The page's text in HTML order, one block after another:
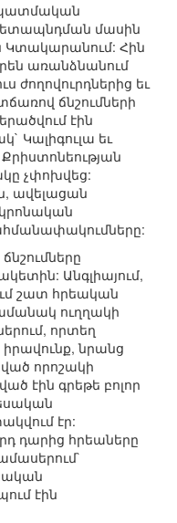
մասին
Կտակարանում: Հին
առանձնանում
ժողովուրդներից եւ
ճնշումների
էին
Կալիգուլա եւ
չփոխվեց:
ավելացան
Անգլիայում,
շատ հրեական
ուղղակի
որտեղ
իրավունք, նրանց
որոշակի
էին գրեթե բոլոր
էր:
դարից հրեաները
էին